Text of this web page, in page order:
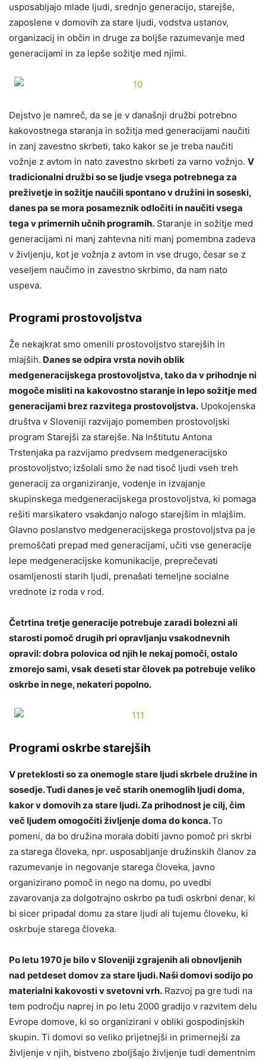
usposabljajo mlade ljudi, srednjo generacijo, starejše,
zaposlene v domovih za stare ljudi, vodstva ustanov,
organizacij in občin in druge za boljše razumevanje med
generacijami in za lepše sožitje med njimi.
Dejstvo je namreč, da se je v današnji družbi potrebno
kakovostnega staranja in sožitja med generacijami naučiti
in zanj zavestno skrbeti, tako kakor se je treba naučiti
vožnje z avtom in nato zavestno skrbeti za varno vožnjo. V
tradicionalni družbi so se ljudje vsega potrebnega za
preživetje in sožitje naučili spontano v družini in soseski,
danes pa se mora posameznik odločiti in naučiti vsega
tega v primernih učnih programih. Staranje in sožitje med
generacijami ni manj zahtevna niti manj pomembna zadeva
v življenju, kot je vožnja z avtom in vse drugo, česar se z
veseljem naučimo in zavestno skrbimo, da nam nato
uspeva.
Programi prostovoljstva
Že nekajkrat smo omenili prostovoljstvo starejših in
mlajših. Danes se odpira vrsta novih oblik
medgeneracijskega prostovoljstva, tako da v prihodnje ni
mogoče misliti na kakovostno staranje in lepo sožitje med
generacijami brez razvitega prostovoljstva. Upokojenska
društva v Sloveniji razvijajo pomemben prostovoljski
program Starejši za starejše. Na Inštitutu Antona
Trstenjaka pa razvijamo predvsem medgeneracijsko
prostovoljstvo; izšolali smo že nad tisoč ljudi vseh treh
generacij za organiziranje, vodenje in izvajanje
skupinskega medgeneracijskega prostovoljstva, ki pomaga
rešiti marsikatero vsakdanjo nalogo starejšim in mlajšim.
Glavno poslanstvo medgeneracijskega prostovoljstva pa je
premoščati prepad med generacijami, učiti vse generacije
lepe medgeneracijske komunikacije, preprečevati
osamljenosti starih ljudi, prenašati temeljne socialne
vrednote iz roda v rod.
Četrtina tretje generacije potrebuje zaradi bolezni ali
starosti pomoč drugih pri opravljanju vsakodnevnih
opravil: dobra polovica od njih le nekaj pomoči, ostalo
zmorejo sami, vsak deseti star človek pa potrebuje veliko
oskrbe in nege, nekateri popolno.
Programi oskrbe starejših
V preteklosti so za onemogle stare ljudi skrbele družine in
sosedje. Tudi danes je več starih onemoglih ljudi doma,
kakor v domovih za stare ljudi. Za prihodnost je cilj, čim
več ljudem omogočiti življenje doma do konca.To
pomeni, da bo družina morala dobiti javno pomoč pri skrbi
za starega človeka, npr. usposabljanje družinskih članov za
razumevanje in negovanje starega človeka, javno
organizirano pomoč in nego na domu, po uvedbi
zavarovanja za dolgotrajno oskrbo pa tudi oskrbni denar, ki
bi sicer pripadal domu za stare ljudi ali tujemu človeku, ki
oskrbuje starega človeka.
Po letu 1970 je bilo v Sloveniji zgrajenih ali obnovljenih
nad petdeset domov za stare ljudi. Naši domovi sodijo po
materialni kakovosti v svetovni vrh. Razvoj pa gre tudi na
tem področju naprej in po letu 2000 gradijo v razvitem delu
Evrope domove, ki so organizirani v obliki gospodinjskih
skupin. Ti domovi so veliko prijetnejši in primernejši za
življenje v njih, bistveno zboljšajo življenje tudi dementnim